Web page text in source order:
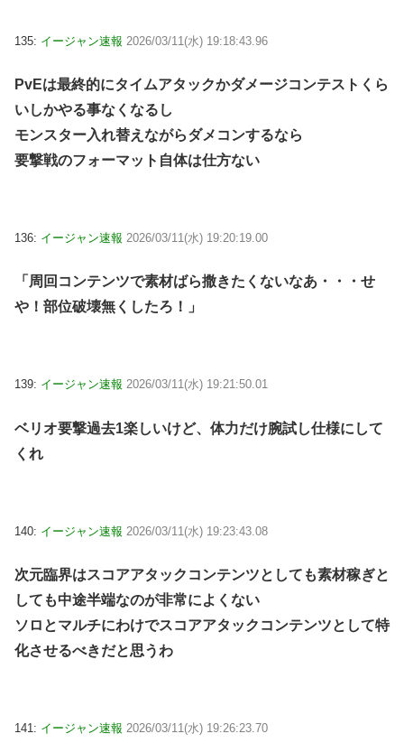
135: イージャン速報 2026/03/11(水) 19:18:43.96
PvEは最終的にタイムアタックかダメージコンテストくら
いしかやる事なくなるし
モンスター入れ替えながらダメコンするなら
要撃戦のフォーマット自体は仕方ない
136: イージャン速報 2026/03/11(水) 19:20:19.00
「周回コンテンツで素材ばら撒きたくないなあ・・・せ
や！部位破壊無くしたろ！」
139: イージャン速報 2026/03/11(水) 19:21:50.01
ベリオ要撃過去1楽しいけど、体力だけ腕試し仕様にして
くれ
140: イージャン速報 2026/03/11(水) 19:23:43.08
次元臨界はスコアアタックコンテンツとしても素材稼ぎと
しても中途半端なのが非常によくない
ソロとマルチにわけでスコアアタックコンテンツとして特
化させるべきだと思うわ
141: イージャン速報 2026/03/11(水) 19:26:23.70